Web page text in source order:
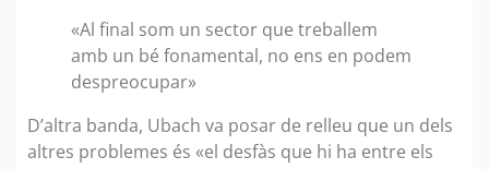
«Al final som un sector que treballem
amb un bé fonamental, no ens en podem
despreocupar»
D’altra banda, Ubach va posar de relleu que un dels
altres problemes és «el desfàs que hi ha entre els